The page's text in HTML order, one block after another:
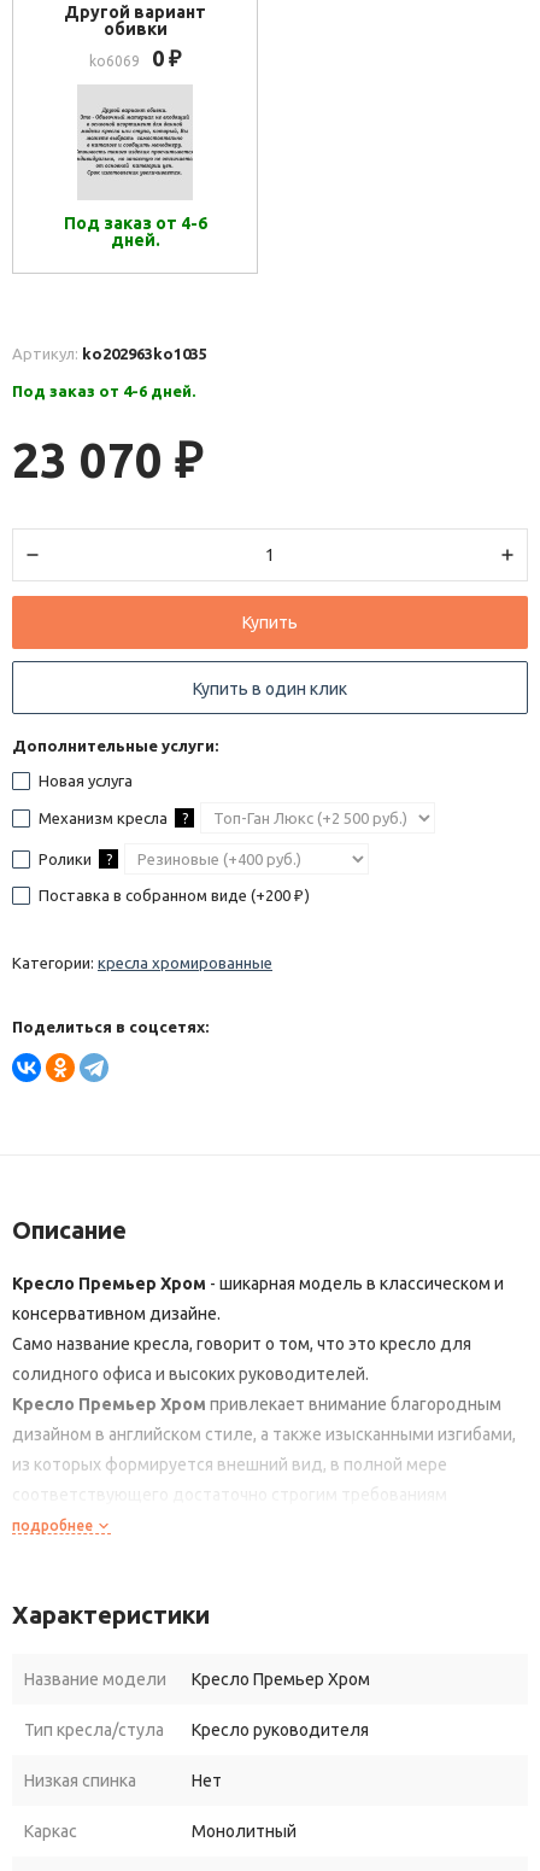
Другой вариант
обивки
ko6069 0 ₽
Под заказ от 4-6
дней.
Артикул: ko202963 ko1035
Под заказ от 4-6 дней.
23 070 ₽
Купить
Купить в один клик
Дополнительные услуги:
Новая услуга
Механизм кресла ?
Ролики ?
Поставка в собранном виде (+200 ₽ )
Категории: кресла хромированные
Поделиться в соцсетях:
Описание
Кресло Премьер Хром - шикарная модель в классическом и
консервативном дизайне.
Само название кресла, говорит о том, что это кресло для
солидного офиса и высоких руководителей.
Кресло Премьер Хром привлекает внимание благородным
дизайном в английском стиле, а также изысканными изгибами,
из которых формируется внешний вид, в полной мере
соответствующего достаточно строгим требованиям
делового этикета, ну а владелец кабинета, достигший своего
Кресло Премьер Хромидеально сочетается с интерьером
позволяет создать в помещении деловую атмосферу,
ежедневных обязанностей.
опустить. Также кресло имеет и встроенный механизм качания,
подробнее
Характеристики
Название модели Кресло Премьер Хром
Тип кресла/стула Кресло руководителя
Низкая спинка Нет
Каркас Монолитный